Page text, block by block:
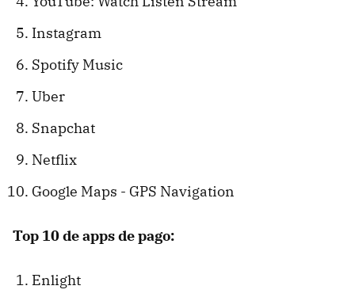
Instagram
Spotify Music
Uber
Snapchat
Netflix
Google Maps - GPS Navigation
Top 10 de apps de pago:
Enlight